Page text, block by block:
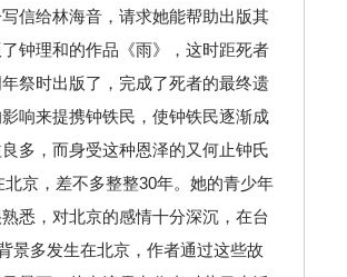
信给林海音，请求她能帮助出版其
钟理和的作品《雨》，这时距死者
祭时出版了，完成了死者的最终遗
响来提携钟铁民，使钟铁民逐渐成
多，而身受这种恩泽的又何止钟氏
京，差不多整整30年。她的青少年
悉，对北京的感情十分深沉，在台
景多发生在北京，作者通过这些故